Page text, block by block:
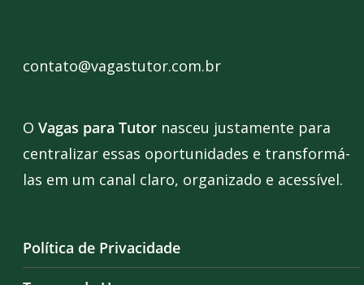
contato@vagastutor.com.br
O Vagas para Tutor nasceu justamente para
centralizar essas oportunidades e transformá-
las em um canal claro, organizado e acessível.
Política de Privacidade